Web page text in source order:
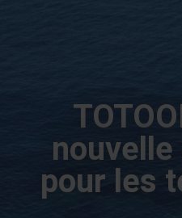
pour les